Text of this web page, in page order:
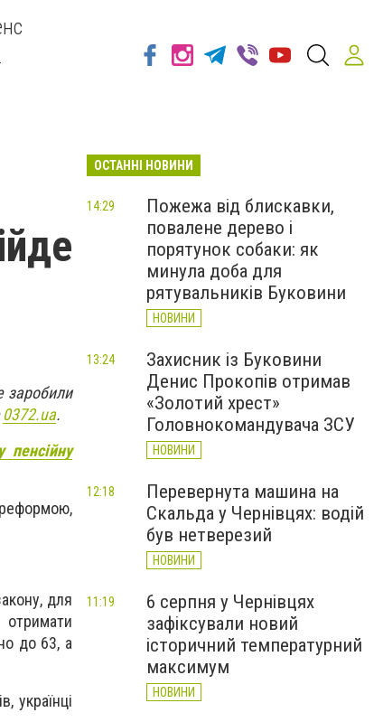
заробили
0372.ua.
пенсійну
для
до 63, а
українці
ОСТАННІ НОВИНИ
Пожежа від блискавки,
повалене дерево і
порятунок собаки: як
минула доба для
рятувальників Буковини
НОВИНИ
14:29
Захисник із Буковини
Денис Прокопів отримав
«Золотий хрест»
Головнокомандувача ЗСУ
НОВИНИ
13:24
Перевернута машина на
Скальда у Чернівцях: водій
був нетверезий
НОВИНИ
12:18
6 серпня у Чернівцях
зафіксували новий
історичний температурний
максимум
НОВИНИ
11:19